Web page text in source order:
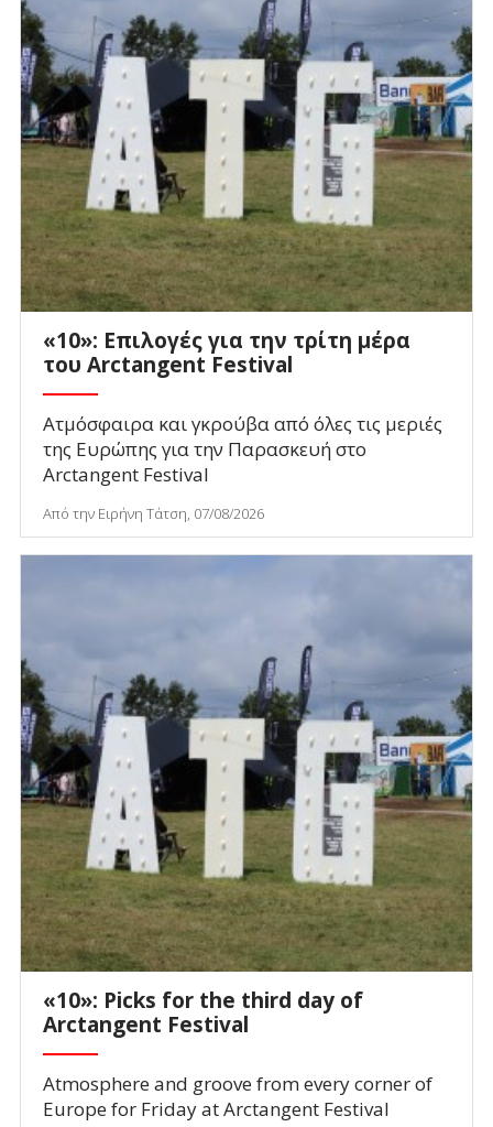
«10»: Επιλογές για την τρίτη μέρα
του Arctangent Festival
Ατμόσφαιρα και γκρούβα από όλες τις μεριές
της Ευρώπης για την Παρασκευή στο
Arctangent Festival
Από την Ειρήνη Τάτση, 07/08/2026
«10»: Picks for the third day of
Arctangent Festival
Atmosphere and groove from every corner of
Europe for Friday at Arctangent Festival